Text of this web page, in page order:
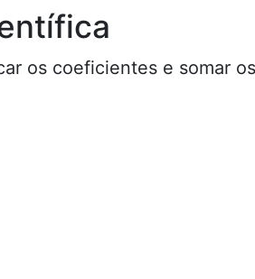
os coeficientes e somar